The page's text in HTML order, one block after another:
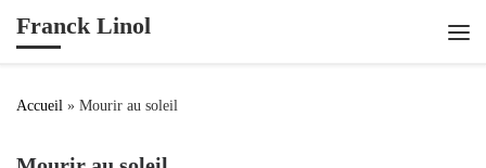
Passer au contenu
Franck Linol
Accueil » Mourir au soleil